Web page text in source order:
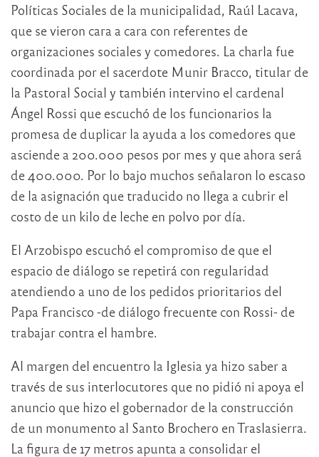
Políticas Sociales de la municipalidad, Raúl Lacava,
que se vieron cara a cara con referentes de
organizaciones sociales y comedores. La charla fue
coordinada por el sacerdote Munir Bracco, titular de
la Pastoral Social y también intervino el cardenal
Ángel Rossi que escuchó de los funcionarios la
promesa de duplicar la ayuda a los comedores que
asciende a 200.000 pesos por mes y que ahora será
de 400.000. Por lo bajo muchos señalaron lo escaso
de la asignación que traducido no llega a cubrir el
costo de un kilo de leche en polvo por día.
El Arzobispo escuchó el compromiso de que el
espacio de diálogo se repetirá con regularidad
atendiendo a uno de los pedidos prioritarios del
Papa Francisco -de diálogo frecuente con Rossi- de
trabajar contra el hambre.
Al margen del encuentro la Iglesia ya hizo saber a
través de sus interlocutores que no pidió ni apoya el
anuncio que hizo el gobernador de la construcción
de un monumento al Santo Brochero en Traslasierra.
La figura de 17 metros apunta a consolidar el